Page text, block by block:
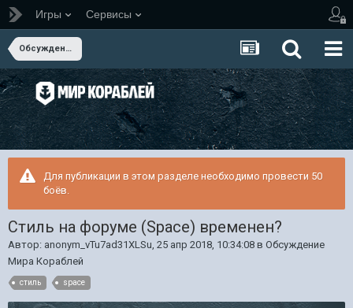
Игры Сервисы
Обсуждение Мира Кораблей
Для публикации в этом разделе необходимо провести 50
боёв.
Стиль на форуме (Space) временен?
Автор: anonym_vTu7ad31XLSu, 25 апр 2018, 10:34:08 в Обсуждение
Мира Кораблей
стиль space